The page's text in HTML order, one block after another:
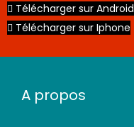
Télécharger sur Android
Télécharger sur Iphone
A propos